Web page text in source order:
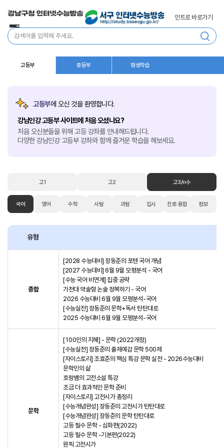
통
합
인트로 바로가기
전
메
고등부 중등부 평생학습
고등부에 오신 것을 환영합니다.
강남인강 고등부 사이트에 처음 오셨나요?
처음 오신분들을 위해 고등 강좌를 안내해드립니다.
다양한 강남인강 고등부 강좌와 함께 즐거운 학습을 해보세요.
고1 고2 고3/n수
국어 영어 수학 사탐 과탐 입시 진로·융합 정보
유형
종합
[2028 수능대비] 장동준의 포텐 국어 개념
[2027 수능대비] 6월 9월 모평분석 - 국어
[수능 국어 비연계] 집중 공략
가천대 약술형 논술 정복하기 - 국어
2026 수능대비 6월 9월 모평분석-국어
[수능실전] 장동준의 문학+독서 탄탄대로
2025 수능대비 6월 9월 모평분석-국어
문학
[100인의 지혜] - 문학 (2022개정)
[수능실전] 장동준의 출제예감 문학 500제
[자이스토리] 조효준의 핵심 특강 문학 실전 - 2026수능대비
문학인의 삶
호랑쌤의 고전소설 특강
조금 더 효과적인 문학 준비
[자이스토리] 고전시가 총정리
[수능개념완성] 장동준의 고전시가 탄탄대로
[수능개념완성] 장동준의 문학 탄탄대로
고등 필수 문학 - 심화편(2022)
고등 필수 문학 -기본편(2022)
원픽 고전시가